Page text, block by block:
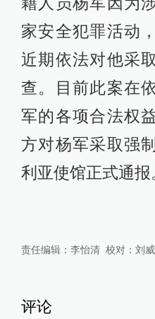
家安全犯罪活动
近期依法对他采
查。目前此案在
军的各项合法权
方对杨军采取强
利亚使馆正式通报
责任编辑： 李怡清 校对： 刘威
评论